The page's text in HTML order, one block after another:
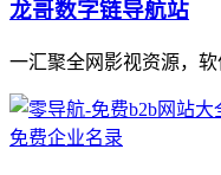
龙哥数字链导航站
一汇聚全网影视资源，